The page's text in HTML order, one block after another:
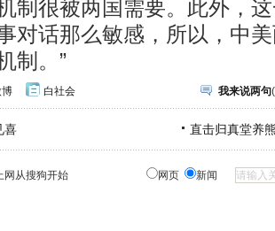
制很被两国需要。此外，
对话那么敏感，所以，中
制。”
白社会 我来说两句(
喜 直击归真堂养
网从搜狗开始 网页 新闻